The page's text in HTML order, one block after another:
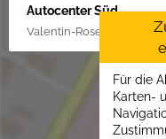
Autocenter Süd
Valentin-Rose-Str. 3,
Für die
Karten-